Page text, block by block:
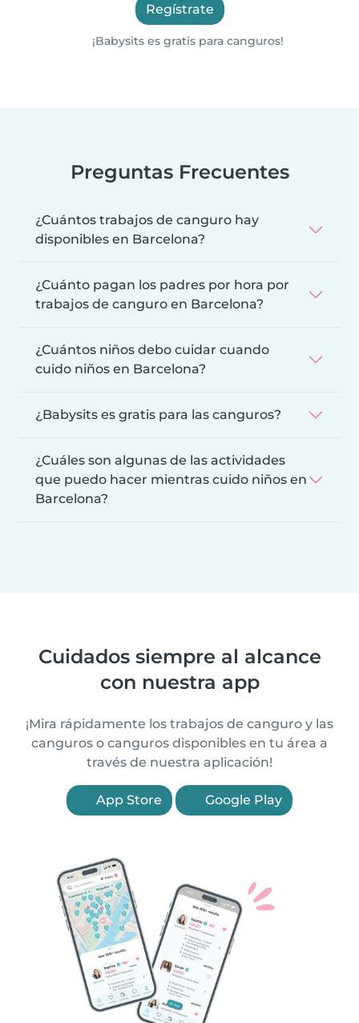
Regístrate
¡Babysits es gratis para canguros!
Preguntas Frecuentes
¿Cuántos trabajos de canguro hay
disponibles en Barcelona?
¿Cuánto pagan los padres por hora por
trabajos de canguro en Barcelona?
¿Cuántos niños debo cuidar cuando
cuido niños en Barcelona?
¿Babysits es gratis para las canguros?
¿Cuáles son algunas de las actividades
que puedo hacer mientras cuido niños en
Barcelona?
Cuidados siempre al alcance
con nuestra app
¡Mira rápidamente los trabajos de canguro y las
canguros o canguros disponibles en tu área a
través de nuestra aplicación!
App Store Google Play